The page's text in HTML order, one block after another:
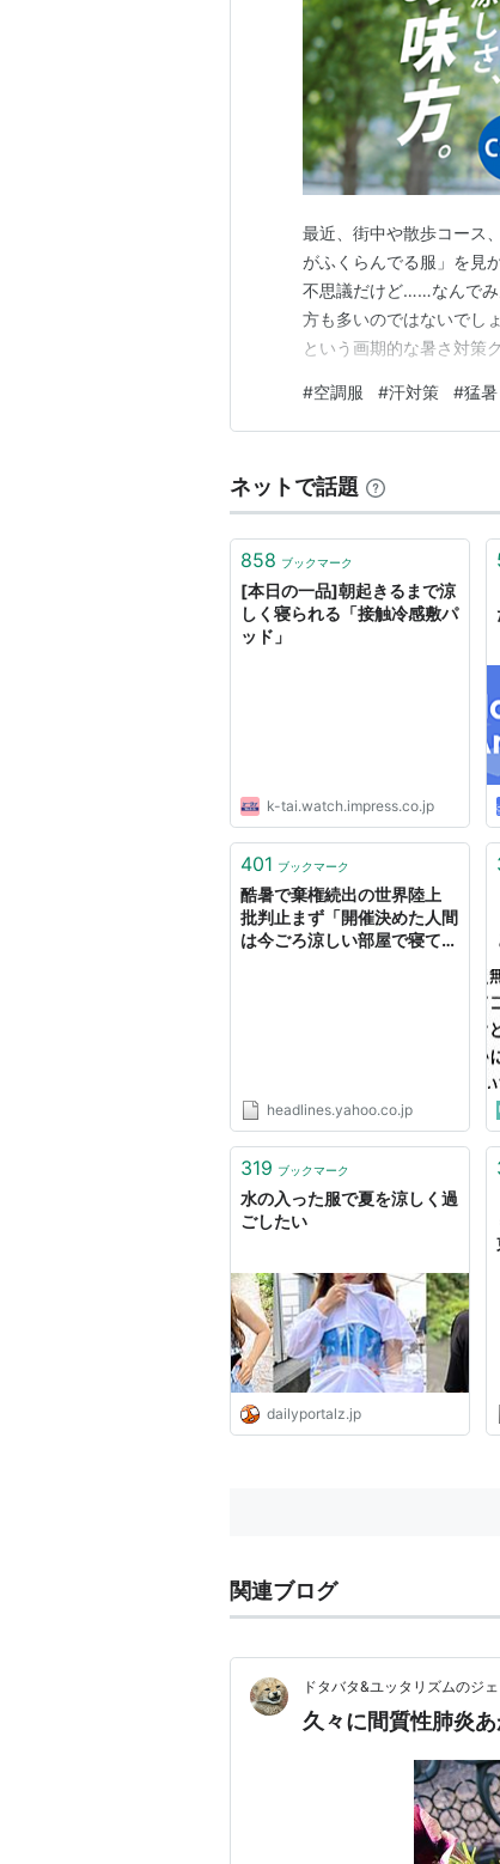
最近、街中や散歩コース
がふくらんでる服」を見
不思議だけど……なんでみ
方も多いのではないでし
という画期的な暑さ対策
みんな着てるの？人気の
ているファンが、外の空
#空調服 #汗対策 #猛暑
ネットで話題
858 ブックマーク
[本日の一品]朝起きるまで涼
しく寝られる「接触冷感敷パ
ッド」
k-tai.watch.impress.co.jp
401 ブックマーク
酷暑で棄権続出の世界陸上
批判止まず「開催決めた人間
は今ごろ涼しい部屋で寝て
headlines.yahoo.co.jp
319 ブックマーク
水の入った服で夏を涼しく過
ごしたい
dailyportalz.jp
関連ブログ
ドタバタ&ユッタリズムのジ
久々に間質性肺炎